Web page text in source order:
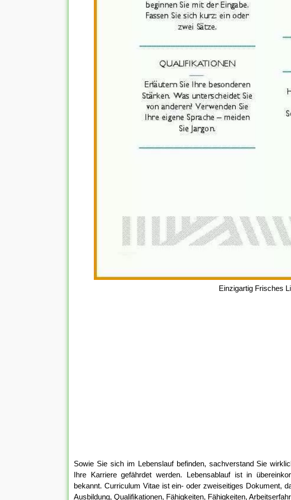
Einzigartig Frisches
Sowie Sie sich im Lebenslauf befinden, sachverstand Sie
Ihre Karriere gefährdet werden. Lebensablauf ist in
bekannt. Curriculum Vitae ist ein- oder zweiseitiges Dokument,
Ausbildung, Qualifikationen, Fähigkeiten, Fähigkeiten,